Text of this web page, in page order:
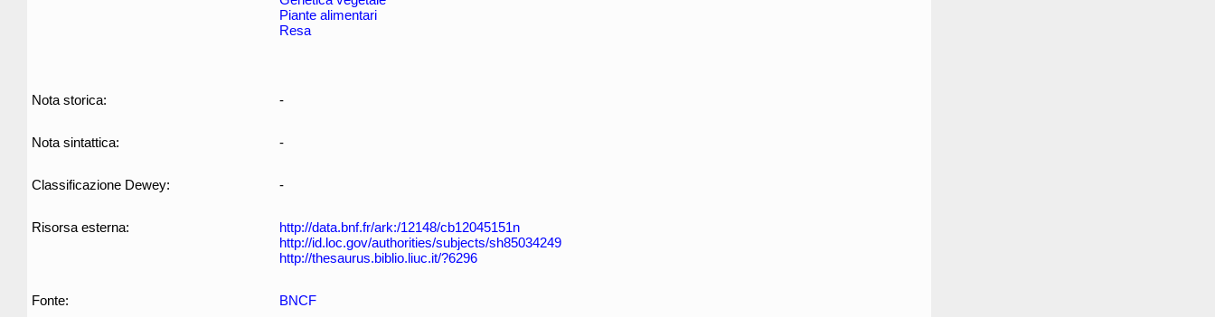
Piante alimentari
Resa
Nota storica: -
Nota sintattica: -
Classificazione Dewey: -
Risorsa esterna:
http://data.bnf.fr/ark:/12148/cb12045151n
http://id.loc.gov/authorities/subjects/sh85034249
http://thesaurus.biblio.liuc.it/?6296
Fonte: BNCF